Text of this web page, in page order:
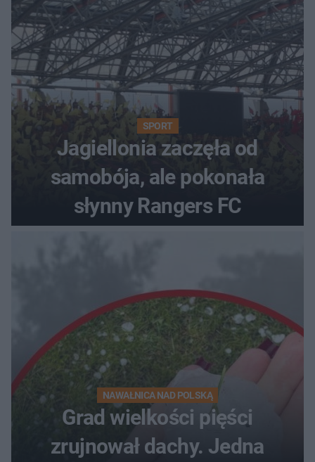
SPORT
Jagiellonia zaczęła od
samobója, ale pokonała
słynny Rangers FC
NAWAŁNICA NAD POLSKĄ
Grad wielkości pięści
zrujnował dachy. Jedna